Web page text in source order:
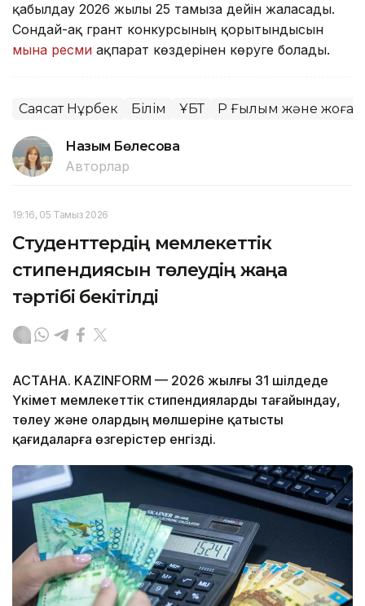
қабылдау 2026 жылғы 25 тамызға дейін жалғасады.
Сондай-ақ грант конкурсының қорытындысын
мына ресми ақпарат көздерінен көруге болады.
Саясат Нұрбек Білім ҰБТ ҚР Ғылым және
Назым Бөлесова
Авторлар
19:16, 05 Тамыз 2026
Студенттердің мемлекеттік
стипендиясын төлеудің жаңа
тәртібі бекітілді
АСТАНА. KAZINFORM — 2026 жылғы 31 шілдеде
Үкімет мемлекеттік стипендияларды тағайындау,
төлеу және олардың мөлшеріне қатысты
қағидаларға өзгерістер енгізді.